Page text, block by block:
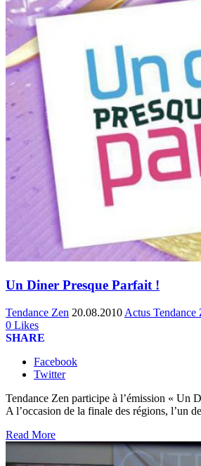
Un Diner Presque Parfait !
Tendance Zen 20.08.2010 Actus Tendance
0 Likes
SHARE
Facebook
Twitter
Tendance Zen participe à l’émission « Un
A l’occasion de la finale des régions, l’un
Read More